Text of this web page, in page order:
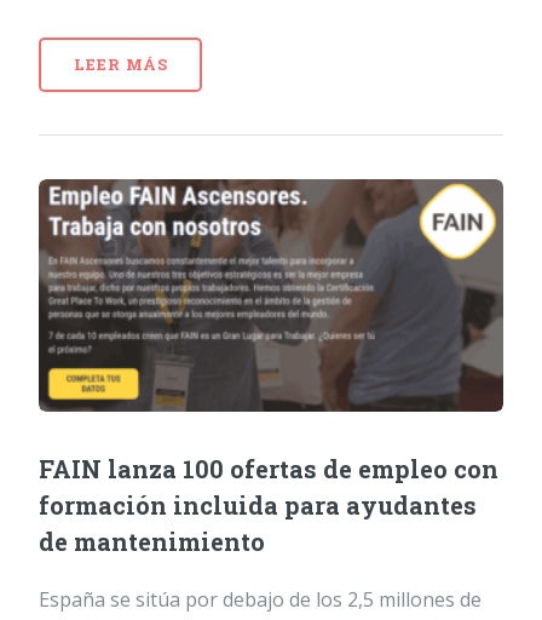
LEER MÁS
FAIN lanza 100 ofertas de empleo con
formación incluida para ayudantes
de mantenimiento
España se sitúa por debajo de los 2,5 millones de